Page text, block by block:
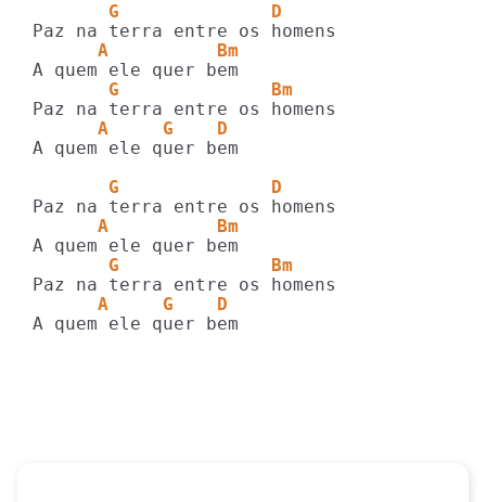
       G              D
      A          Bm
       G              Bm
      A     G    D
A quem ele quer bem
       G              D
      A          Bm
       G              Bm
      A     G    D
A quem ele quer bem